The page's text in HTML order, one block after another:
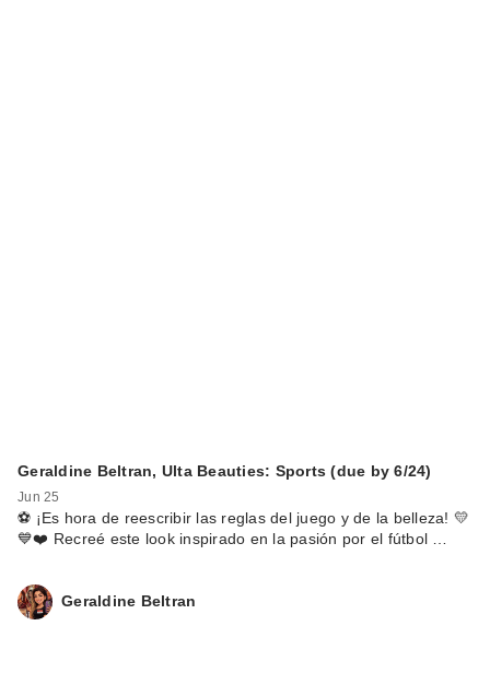
Geraldine Beltran, Ulta Beauties: Sports (due by 6/24)
Jun 25
⚽️ ¡Es hora de reescribir las reglas del juego y de la belleza! 💛
💙❤️ Recreé este look inspirado en la pasión por el fútbol …
Geraldine Beltran